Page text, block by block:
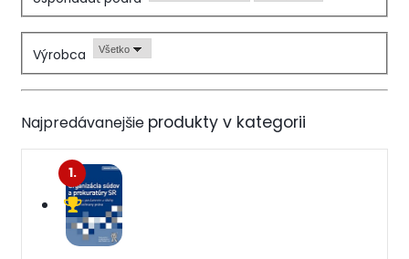
Výrobca Všetko
Najpredávanejšie
1.